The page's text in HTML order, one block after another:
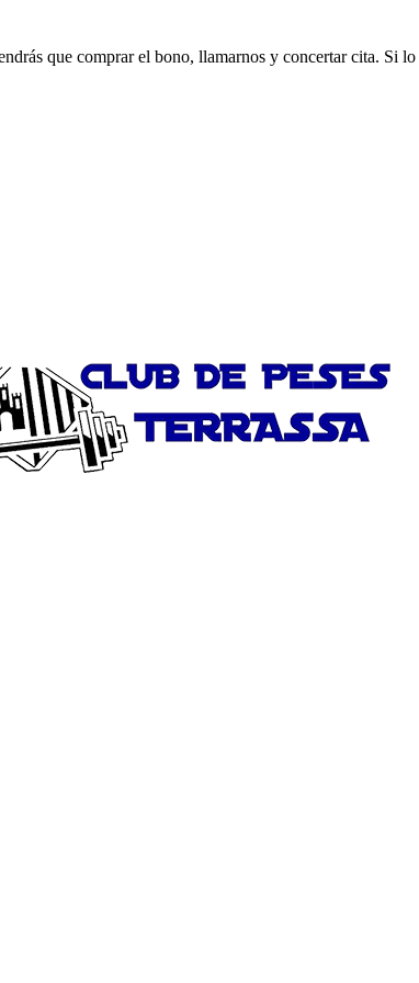
que comprar el bono, llamarnos y concertar cita. Si